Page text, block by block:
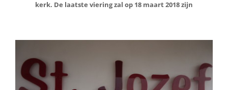
kerk. De laatste viering zal op 18 maart 2018 zijn